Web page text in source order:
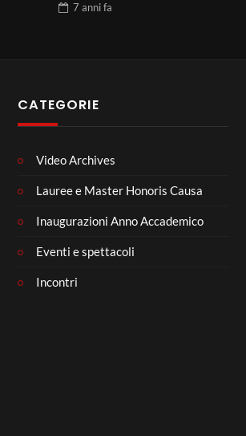
7 annifa
CATEGORIE
Video Archives
Lauree e Master Honoris Causa
Inaugurazioni Anno Accademico
Eventi e spettacoli
Incontri